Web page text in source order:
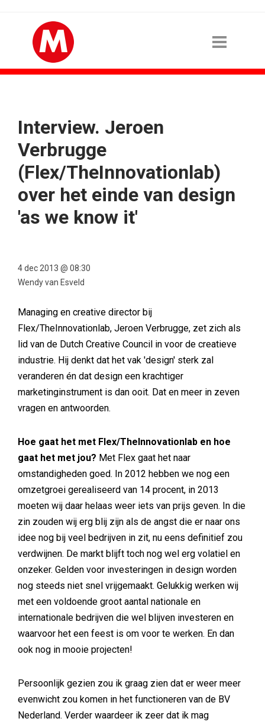
Interview. Jeroen
Verbrugge
(Flex/TheInnovationlab)
over het einde van design
'as we know it'
4 dec 2013 @ 08:30
Wendy van Esveld
Managing en creative director bij
Flex/TheInnovationlab, Jeroen Verbrugge, zet zich als
lid van de Dutch Creative Council in voor de creatieve
industrie. Hij denkt dat het vak 'design' sterk zal
veranderen én dat design een krachtiger
marketinginstrument is dan ooit. Dat en meer in zeven
vragen en antwoorden.
Hoe gaat het met Flex/TheInnovationlab en hoe
gaat het met jou? Met Flex gaat het naar
omstandigheden goed. In 2012 hebben we nog een
omzetgroei gerealiseerd van 14 procent, in 2013
moeten wij daar helaas weer iets van prijs geven. In die
zin zouden wij erg blij zijn als de angst die er naar ons
idee nog bij veel bedrijven in zit, nu eens definitief zou
verdwijnen. De markt blijft toch nog wel erg volatiel en
onzeker. Gelden voor investeringen in design worden
nog steeds niet snel vrijgemaakt. Gelukkig werken wij
met een voldoende groot aantal nationale en
internationale bedrijven die wel blijven investeren en
waarvoor het een feest is om voor te werken. En dan
ook nog in mooie projecten!
Persoonlijk gezien zou ik graag zien dat er weer meer
evenwicht zou komen in het functioneren van de BV
Nederland. Verder waardeer ik zeer dat ik mag